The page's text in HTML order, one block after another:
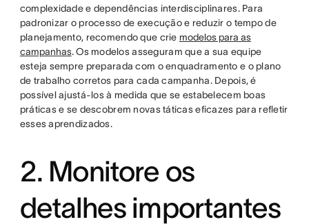
complexidade e dependências interdisciplinares. Para
padronizar o processo de execução e reduzir o tempo de
planejamento, recomendo que crie modelos para as
campanhas. Os modelos asseguram que a sua equipe
esteja sempre preparada com o enquadramento e o plano
de trabalho corretos para cada campanha. Depois, é
possível ajustá-los à medida que se estabelecem boas
práticas e se descobrem novas táticas eficazes para refletir
esses aprendizados.
2. Monitore os
detalhes importantes